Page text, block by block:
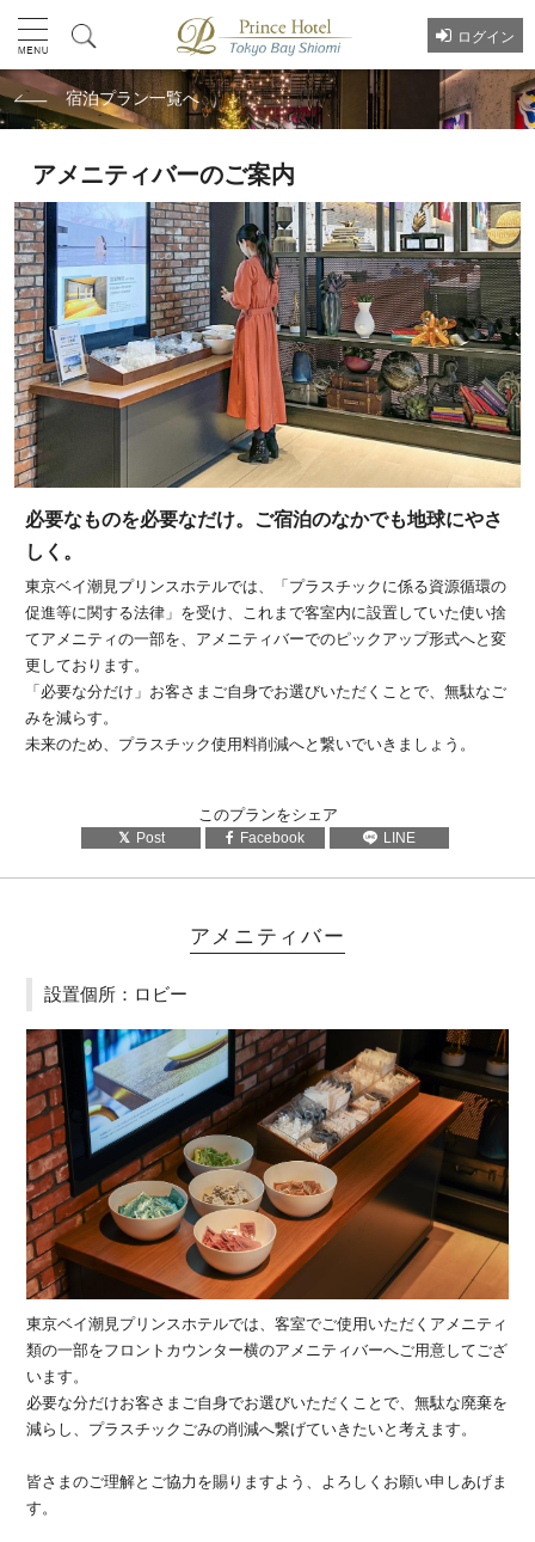
ログイン
宿泊プラン一覧へ
アメニティバーのご案内
必要なものを必要なだけ。ご宿泊のなかでも地球にやさ
しく。
東京ベイ潮見プリンスホテルでは、「プラスチックに係る資源循環の
促進等に関する法律」を受け、これまで客室内に設置していた使い捨
てアメニティの一部を、アメニティバーでのピックアップ形式へと変
更しております。
「必要な分だけ」お客さまご自身でお選びいただくことで、無駄なご
みを減らす。
未来のため、プラスチック使用料削減へと繋いでいきましょう。
このプランをシェア
Post Facebook LINE
アメニティバー
設置個所：ロビー
東京ベイ潮見プリンスホテルでは、客室でご使用いただくアメニティ
類の一部をフロントカウンター横のアメニティバーへご用意してござ
います。
必要な分だけお客さまご自身でお選びいただくことで、無駄な廃棄を
減らし、プラスチックごみの削減へ繋げていきたいと考えます。
皆さまのご理解とご協力を賜りますよう、よろしくお願い申しあげま
す。